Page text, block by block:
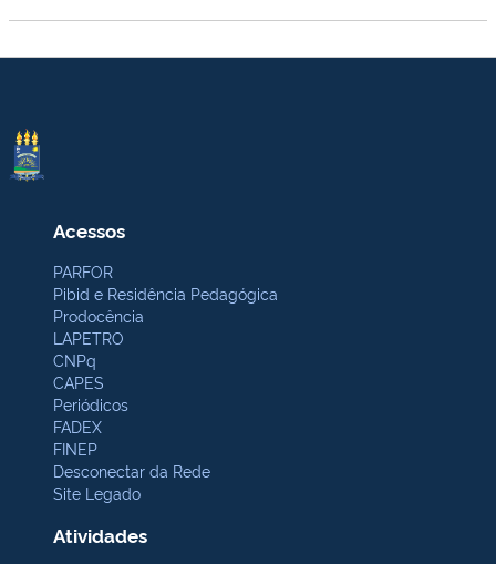
Acessos
PARFOR
Pibid e Residência Pedagógica
Prodocência
LAPETRO
CNPq
CAPES
Periódicos
FADEX
FINEP
Desconectar da Rede
Site Legado
Atividades